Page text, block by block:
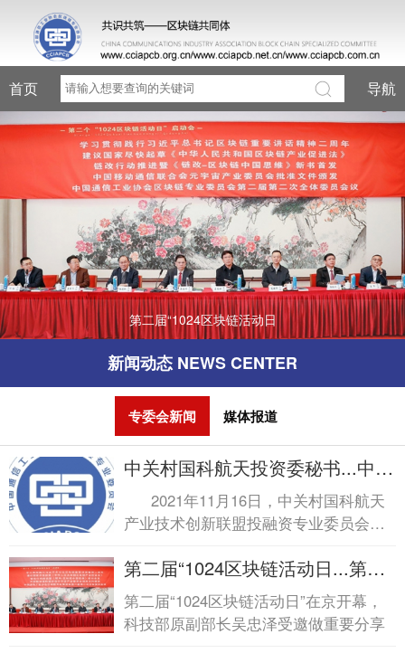
首页 导航
第二届“1024区块链活动日
新闻动态 NEWS CENTER
专委会新闻 媒体报道
中关村国科航天投资委秘书...中关
村国科航天投资委秘书...
2021年11月16日，中关村国科航天
产业技术创新联盟投融资专业委员会秘
超、执行...
第二届“1024区块链活动日...第二
届“1024区块链活动日...
第二届“1024区块链活动日”在京开幕，
科技部原副部长吴忠泽受邀做重要分享